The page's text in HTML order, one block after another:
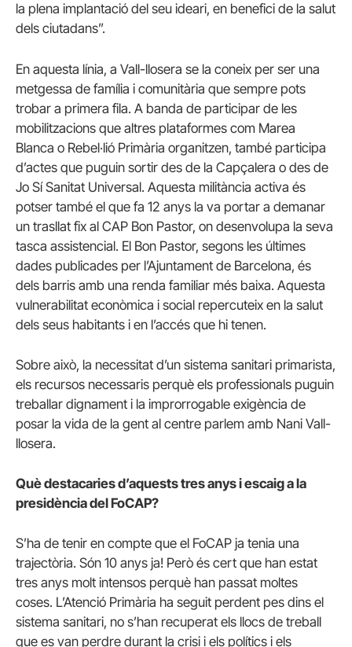
la plena implantació del seu ideari, en benefici de la salut
dels ciutadans”.
En aquesta línia, a Vall-llosera se la coneix per ser una
metgessa de família i comunitària que sempre pots
trobar a primera fila. A banda de participar de les
mobilitzacions que altres plataformes com Marea
Blanca o Rebel·lió Primària organitzen, també participa
d’actes que puguin sortir des de la Capçalera o des de
Jo Sí Sanitat Universal. Aquesta militància activa és
potser també el que fa 12 anys la va portar a demanar
un trasllat fix al CAP Bon Pastor, on desenvolupa la seva
tasca assistencial. El Bon Pastor, segons les últimes
dades publicades per l’Ajuntament de Barcelona, és
dels barris amb una renda familiar més baixa. Aquesta
vulnerabilitat econòmica i social repercuteix en la salut
dels seus habitants i en l’accés que hi tenen.
Sobre això, la necessitat d’un sistema sanitari primarista,
els recursos necessaris perquè els professionals puguin
treballar dignament i la improrrogable exigència de
posar la vida de la gent al centre parlem amb Nani Vall-
llosera.
Què destacaries d’aquests tres anys i escaig a la
presidència del FoCAP?
S’ha de tenir en compte que el FoCAP ja tenia una
trajectòria. Són 10 anys ja! Però és cert que han estat
tres anys molt intensos perquè han passat moltes
coses. L’Atenció Primària ha seguit perdent pes dins el
sistema sanitari, no s’han recuperat els llocs de treball
que es van perdre durant la crisi i els polítics i els